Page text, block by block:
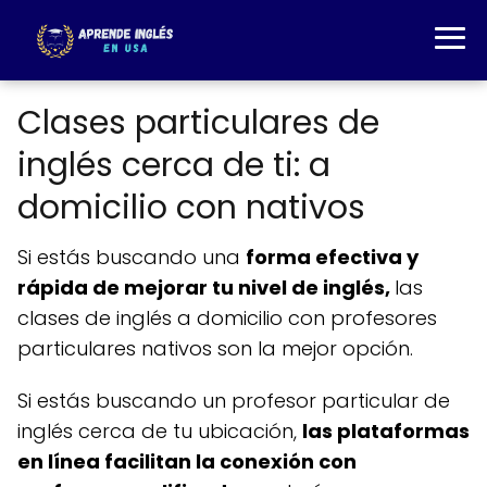
Clases particulares de
inglés cerca de ti: a
domicilio con nativos
Si estás buscando una forma efectiva y
rápida de mejorar tu nivel de inglés, las
clases de inglés a domicilio con profesores
particulares nativos son la mejor opción.
Si estás buscando un profesor particular de
inglés cerca de tu ubicación, las plataformas
en línea facilitan la conexión con